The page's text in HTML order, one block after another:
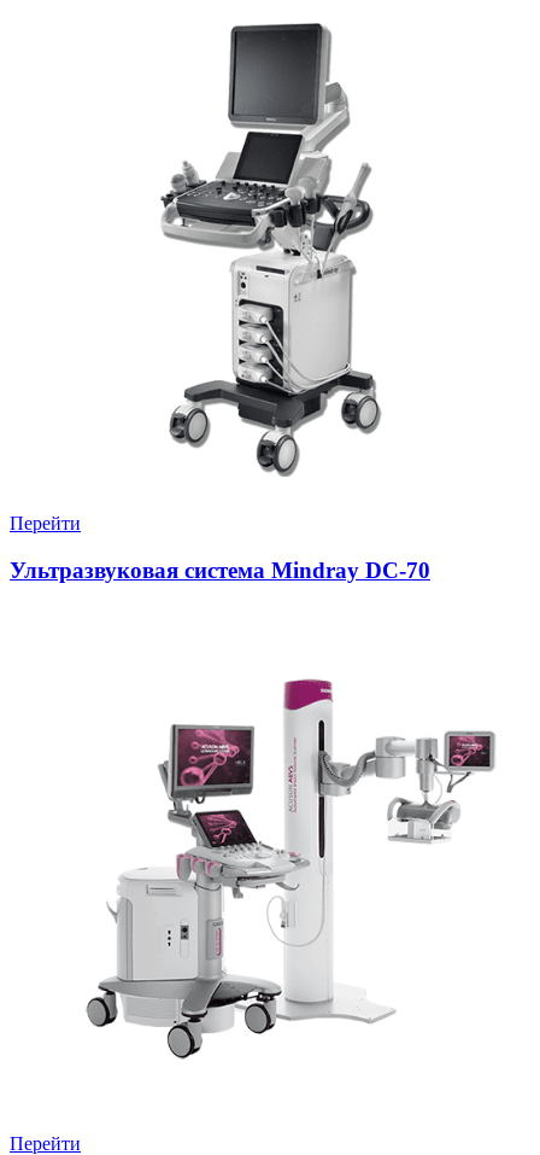
Перейти
Ультразвуковая система Mindray DC-70
Перейти